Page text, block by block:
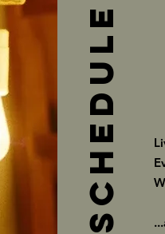
Schedule